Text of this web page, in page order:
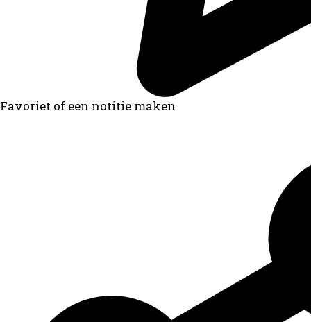
Favoriet of een notitie maken